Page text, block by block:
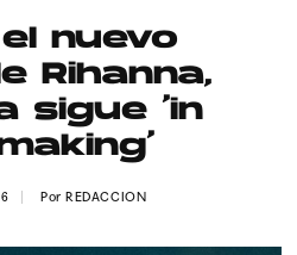
Contacto
Aviso Legal
el nuevo
Rihanna,
sigue ‘in
PorREDACCION